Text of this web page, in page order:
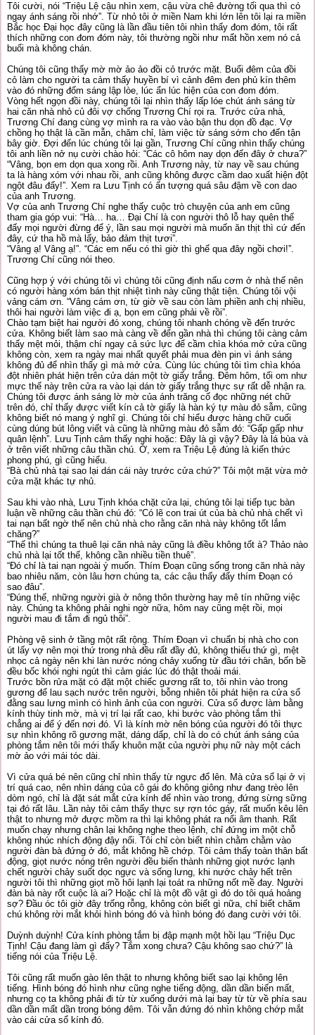
Tôi cười, nói “Triệu Lệ cậu nhìn xem, cậu vừa chê đường tối qua thì có
ngay ánh sáng rồi nhớ”. Từ nhỏ tôi ở miền Nam khi lớn lên tôi lại ra miền
Bắc học Đại học đây cũng là lần đầu tiên tôi nhìn thấy đom đóm, tôi rất
thích những con đom đóm này, tôi thường ngồi như mất hồn xem nó cả
buổi mà không chán.
Chúng tôi cũng thấy mờ mờ ảo ảo đồi cỏ trước mặt. Buổi đêm của đồi
cỏ làm cho người ta cảm thấy huyền bí vì cảnh đêm đen phủ kín thêm
vào đó những đốm sáng lập lòe, lúc ẩn lúc hiện của con đom đóm.
Vòng hết ngọn đồi này, chúng tôi lại nhìn thấy lấp lóe chút ánh sáng từ
hai căn nhà nhỏ củ đôi vợ chống Trương Chí rọi ra. Trước cửa nhà,
Trương Chí đang cùng vợ mình ra ra vào vào bận thu dọn đồ đạc. Vợ
chồng họ thật là cần mẫn, chăm chỉ, làm việc từ sáng sớm cho đến tận
bây giờ. Đợi đến lúc chúng tôi lại gần, Trương Chí cũng nhìn thấy chúng
tôi anh liền nở nụ cười chào hỏi: “Các cô hôm nay dọn đến đây ở chưa?”
“Vâng, bọn em dọn qua xong rồi. Anh Trương này, từ nay về sau chúng
ta là hàng xóm với nhau rồi, anh cũng không được cầm dao xuất hiện đột
ngột đâu đấy!”. Xem ra Lưu Tịnh có ấn tượng quá sâu đậm về con dao
của anh Trương.
Vợ của anh Trương Chí nghe thấy cuộc trò chuyện của anh em cũng
tham gia góp vui: “Hà… ha… Đại Chí là con người thô lỗ hay quên thế
đấy mọi người đừng để ý, lần sau mọi người mà muốn ăn thịt thì cứ đến
đây, cứ tha hồ mà lấy, bảo đảm thịt tươi”.
“Vâng ạ! Vâng ạ!”. “Các em nếu có thì giờ thì ghế qua đây ngồi chơi!”.
Trương Chí cũng nói theo.
Cũng hợp ý với chúng tôi vì chúng tôi cũng định nấu cơm ở nhà thế nên
có người hàng xóm bán thịt nhiệt tình này cũng thật tiện. Chúng tôi vội
vảng cám ơn. “Vâng cám ơn, từ giờ về sau còn làm phiền anh chị nhiều,
thôi hai người làm việc đi ạ, bọn em cũng phải về rồi”.
Chào tạm biệt hai người đó xong, chúng tôi nhanh chóng về đến trước
cửa. Không biết làm sao mà càng về đến gần nhà thì chúng tôi càng cảm
thấy mệt mỏi, thậm chí ngay cả sức lực để cầm chìa khóa mở cửa cũng
không còn, xem ra ngày mai nhất quyết phải mua đèn pin vì ánh sáng
không đủ để nhìn thấy gì mà mở cửa. Cùng lúc chúng tôi tìm chìa khóa
đột nhiên phát hiện trên cửa dán một tờ giấy trắng. Đêm hôm, tối om như
mực thế này trên cửa ra vào lại dán tờ giấy trắng thực sự rất dễ nhận ra.
Chúng tôi được ánh sáng lờ mờ của ánh trăng cố đọc những nét chữ
trên đó, chỉ thấy được viết kín cả tờ giấy là hàn ký tự màu đỏ sẫm, cũng
không biết nó mang ý nghĩ gì. Chúng tôi chỉ hiểu được hàng chữ cuối
cùng dúng bút lông viết và cũng là những màu đỏ sẫm đó: “Gấp gấp như
quân lệnh”. Lưu Tịnh cảm thấy nghi hoặc: Đây là gì vậy? Đây là lá bùa và
ở trên viết những câu thần chú. Ờ, xem ra Triệu Lệ đúng là kiến thức
phong phú, gì cũng hiểu.
“Bà chủ nhà tại sao lại dán cái này trước cửa chứ?” Tôi một mặt vừa mở
cửa mặt khác tự nhủ.
Sau khi vào nhà, Lưu Tịnh khóa chặt cửa lại, chúng tôi lại tiếp tục bàn
luận về những câu thần chú đó: “Có lẽ con trai út của bà chủ nhà chết vì
tai nạn bất ngờ thế nên chủ nhà cho rằng căn nhà này không tốt lắm
chăng?”
“Thế thì chúng ta thuê lại căn nhà này cũng là điều không tốt à? Thảo nào
chủ nhà lại tốt thế, không cần nhiều tiền thuê”.
“Đó chỉ là tai nạn ngoài ý muốn. Thím Đoạn cũng sống trong căn nhà này
bao nhiêu năm, còn lâu hơn chúng ta, các cậu thấy đấy thím Đoạn có
sao đâu”.
“Đúng thế, những người già ở nông thôn thường hay mê tín những việc
này. Chúng ta không phải nghi ngờ nữa, hôm nay cũng mệt rồi, mọi
người mau đi tắm đi ngủ thôi”.
Phòng vệ sinh ở tầng một rất rộng. Thím Đoạn vì chuẩn bị nhà cho con
út lấy vợ nên mọi thứ trong nhà đều rất đầy đủ, không thiếu thứ gì, mệt
nhọc cả ngày nên khi làn nước nóng chảy xuống từ đầu tới chân, bốn bề
đều bốc khói nghi ngút thì cảm giác lúc đó thật thoải mái.
Trước bồn rửa mặt có đặt một chiếc gương rất to, tôi nhìn vào trong
gương để lau sạch nước trên người, bỗng nhiên tôi phát hiện ra cửa sổ
đằng sau lưng mình có hình ảnh của con người. Cửa sổ được làm bằng
kính thùy tinh mờ, mà vị trí lại rất cao, khi bước vào phòng tắm thì
chẳng ai để ý đến nơi đó. Vì là kính mờ nên bóng của người đó tôi thực
sự nhìn không rõ gương mặt, dáng dấp, chỉ là do có chút ánh sáng của
phòng tắm nên tôi mới thấy khuôn mặt của người phụ nữ này một cách
mờ ảo với mái tóc dài.
Vì cửa quá bé nên cũng chỉ nhìn thấy từ ngực đổ lên. Mà cửa sổ lại ở vị
trí quá cao, nên nhìn dáng của cô gái đo không giông như đang trèo lên
dòm ngó, chỉ là đặt sát mắt cửa kính để nhìn vào trong, đứng sừng sững
tại đó rất lâu. Lần này tôi cảm thấy thực sự rợn tóc gáy, rất muốn kêu lên
thật to nhưng mở được mồm ra thì lại không phát ra nổi âm thanh. Rất
muốn chạy nhưng chân lại không nghe theo lệnh, chỉ đứng im một chỗ
không nhúc nhích động đậy nổi. Tôi chỉ còn biết nhìn chằm chằm vào
người đàn bà đứng ở đó, mắt không hề chớp. Tôi cảm thấy toàn thân bất
động, giọt nước nóng trên người đều biến thành những giọt nước lạnh
chết người chảy suốt dọc ngực và sống lưng, khi nước chảy hết trên
người tôi thì những giọt mồ hôi lạnh lại toát ra những nốt mề đay. Người
đàn bà này rốt cuộc là ai? Hoặc chỉ là một đồ vật gì đó do tôi quá hoảng
sợ? Đầu óc tôi giờ đây trống rỗng, không còn biết gì nữa, chỉ biết chăm
chú không rời mắt khỏi hình bóng đó và hình bóng đó đang cười với tôi.
Duỳnh duỳnh! Cửa kính phòng tắm bị đập mạnh một hồi lạu “Triệu Dục
Tịnh! Cậu đang làm gì đấy? Tắm xong chưa? Cậu không sao chứ?” là
tiếng nói của Triệu Lệ.
Tôi cũng rất muốn gào lên thật to nhưng không biết sao lại không lên
tiếng. Hình bóng đó hình như cũng nghe tiếng động, dần dần biến mất,
nhưng cọ ta không phải đi từ từ xuống dưới mà lại bay từ từ về phía sau
dần dần mất dần trong bóng đêm. Tôi vẫn đứng đó nhìn không chớp mắt
vào cái cửa sổ kính đó.